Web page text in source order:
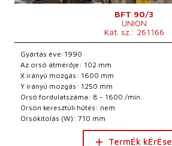
BFT 90/3
UNION
Kat. sz.: 261166
Gyártás éve:1990
Az orsó átmérője: 102 mm
X irányú mozgás: 1600 mm
Y irányú mozgás: 1250 mm
Orsó fordulatszáma: 8 - 1600 /min.
Orsón keresztüli hűtés: nem
Orsókitolás (W): 710 mm
TermÉk kÉrÉse